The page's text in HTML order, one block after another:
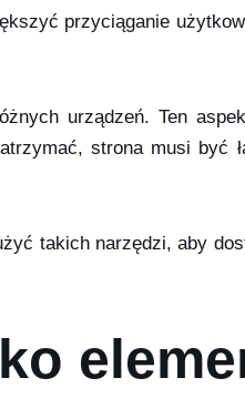
przyciąganie
urządzeń. Ten
strona musi być
takich narzędzi, aby